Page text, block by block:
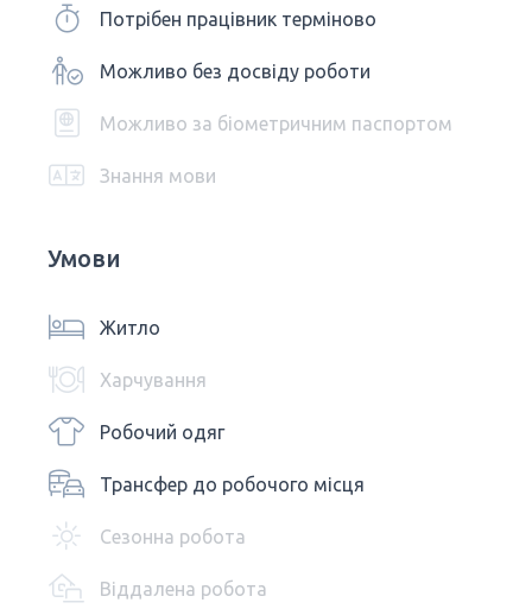
Потрібен працівник терміново
Можливо без досвіду роботи
Можливо за біометричним паспортом
Знання мови
Умови
Житло
Харчування
Робочий одяг
Трансфер до робочого місця
Сезонна робота
Віддалена робота